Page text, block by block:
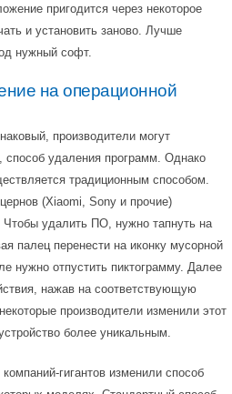
пригодится через некоторое
и установить заново. Лучше
нужный софт.
на операционной
производители могут
способ удаления программ. Однако
традиционным способом.
(Xiaomi, Sony и прочие)
Чтобы удалить ПО, нужно тапнуть на
палец перенести на иконку мусорной
нужно отпустить пиктограмму. Далее
нажав на соответствующую
производители изменили этот
более уникальным.
гигантов изменили способ